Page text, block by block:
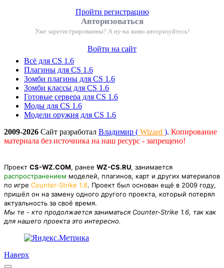
Пройти регистрацию
Авторизоваться
Уже зарегистрированны? А ну-ка живо авторизуйтесь!
Войти на сайт
Всё для CS 1.6
Плагины для CS 1.6
Зомби плагины для CS 1.6
Зомби классы для CS 1.6
Готовые сервера для CS 1.6
Моды для CS 1.6
Модели оружия для CS 1.6
2009-2026 Сайт разработал Владимир ( Wizard ). Копирование
материала без источника на наш ресурс - запрещено!
Проект CS-WZ.COM, ранее WZ-CS.RU, занимается
распространением моделей, плагинов, карт и других материалов
по игре Counter-Strike 1.6. Проект был основан ещё в 2009 году,
пришёл он на замену одного другого проекта, который потерял
актуальность за своё время.
Мы те - кто продолжается заниматься Counter-Strike 1.6, так как
для нашего проекта это интересно.
Наверх